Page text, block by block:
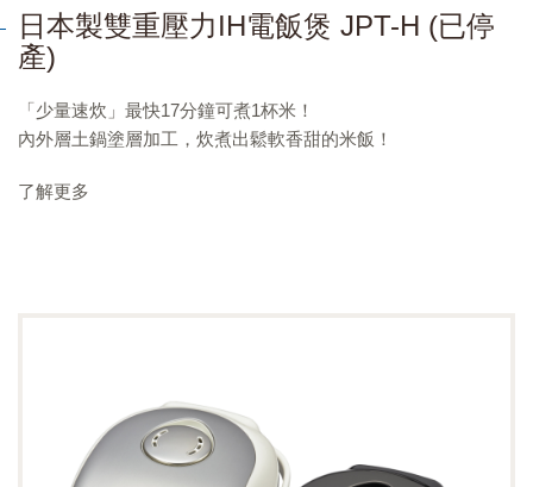
日本製雙重壓力IH電飯煲 JPT-H (已停
產)
「少量速炊」最快17分鐘可煮1杯米！
內外層土鍋塗層加工，炊煮出鬆軟香甜的米飯！
了解更多